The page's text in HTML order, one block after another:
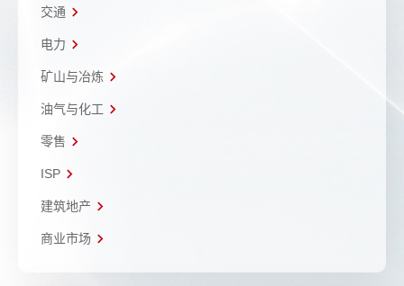
交通
电力
矿山与冶炼
油气与化工
零售
ISP
建筑地产
商业市场